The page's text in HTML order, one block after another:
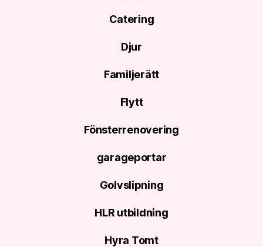
Catering
Djur
Familjerätt
Flytt
Fönsterrenovering
garageportar
Golvslipning
HLR utbildning
Hyra Tomt